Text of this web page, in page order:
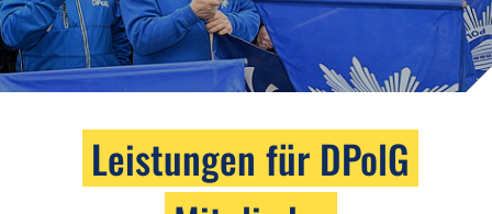
Leistungen für DPolG